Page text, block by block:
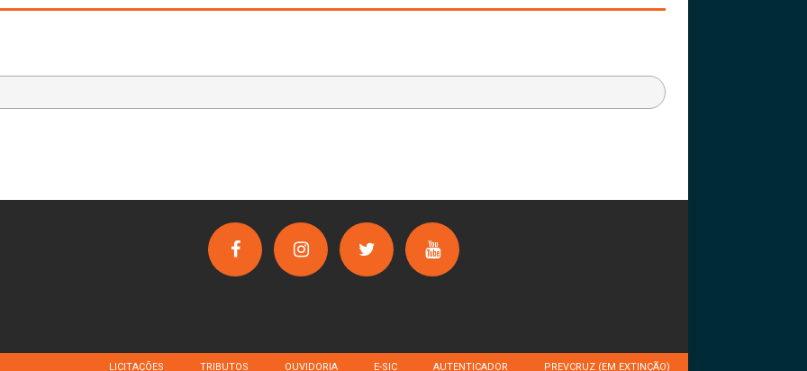
LICITAÇÕES TRIBUTOS OUVIDORIA E-SIC AUTENTICADOR PREVCRUZ (EM EXTINÇÃO)